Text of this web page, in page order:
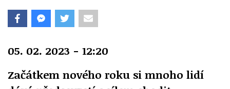
05. 02. 2023 - 12:20
Začátkem nového roku si mnoho lidí